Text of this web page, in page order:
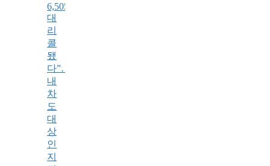
6,505
대
리
콜
됐
다”…
내
차
도
대
상
인
지